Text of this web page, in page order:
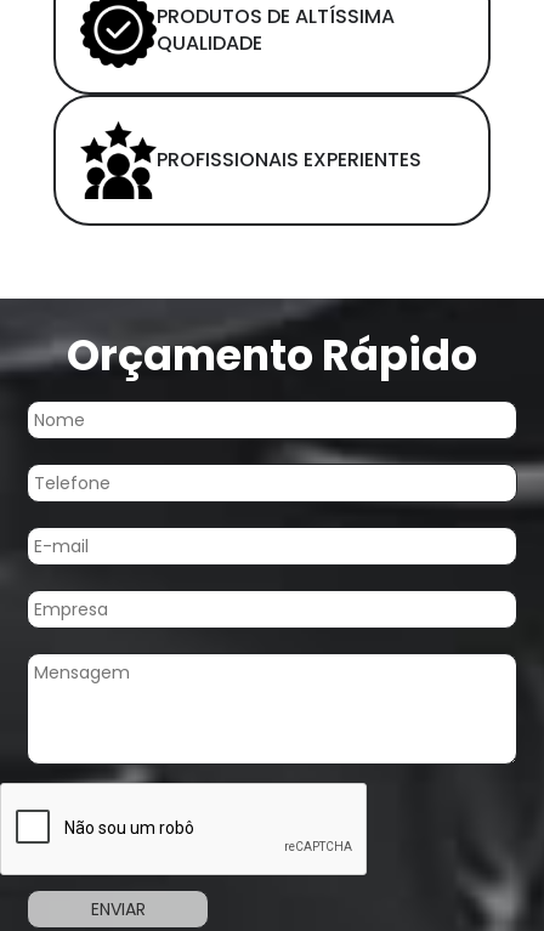
PRODUTOS DE ALTÍSSIMA
QUALIDADE
PROFISSIONAIS EXPERIENTES
Orçamento Rápido